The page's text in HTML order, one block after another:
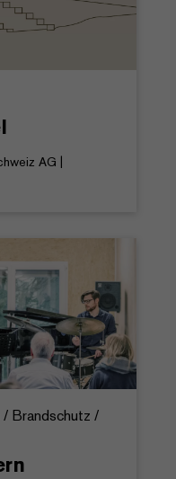
AG |
Brandschutz /